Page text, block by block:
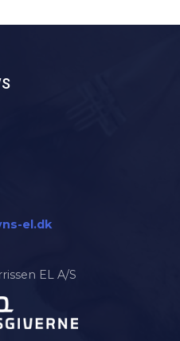
el.dk
EL A/S